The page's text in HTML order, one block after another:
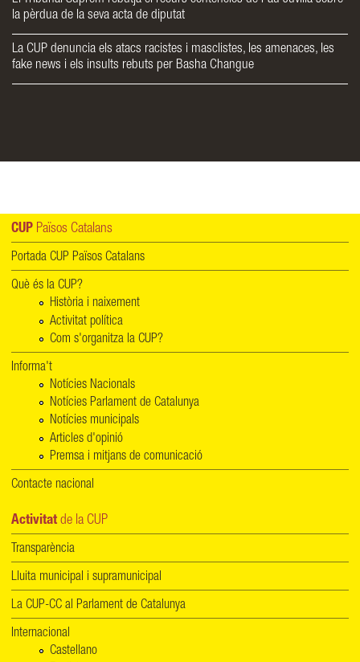
la pèrdua de la seva acta de diputat
La CUP denuncia els atacs racistes i masclistes, les amenaces, les
fake news i els insults rebuts per Basha Changue
CUP Països Catalans
Portada CUP Països Catalans
Què és la CUP?
Història i naixement
Activitat política
Com s'organitza la CUP?
Informa't
Notícies Nacionals
Notícies Parlament de Catalunya
Notícies municipals
Articles d'opinió
Premsa i mitjans de comunicació
Contacte nacional
Activitat de la CUP
Transparència
Lluita municipal i supramunicipal
La CUP-CC al Parlament de Catalunya
Internacional
Castellano